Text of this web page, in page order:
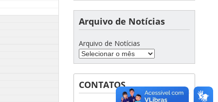
Arquivo de Notícias
Arquivo de Notícias
CONTATOS